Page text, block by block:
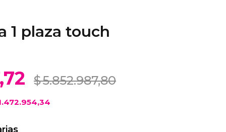
1 plaza touch
$5.852.987,80